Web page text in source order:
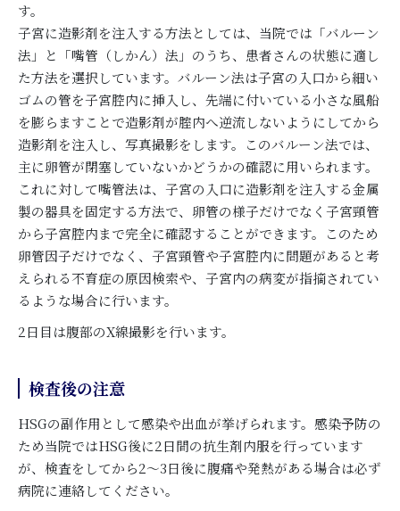
す。
子宮に造影剤を注入する方法としては、当院では「バルーン
法」と「嘴管（しかん）法」のうち、患者さんの状態に適し
た方法を選択しています。バルーン法は子宮の入口から細い
ゴムの管を子宮腔内に挿入し、先端に付いている小さな風船
を膨らますことで造影剤が腟内へ逆流しないようにしてから
造影剤を注入し、写真撮影をします。このバルーン法では、
主に卵管が閉塞していないかどうかの確認に用いられます。
これに対して嘴管法は、子宮の入口に造影剤を注入する金属
製の器具を固定する方法で、卵管の様子だけでなく子宮頸管
から子宮腔内まで完全に確認することができます。このため
卵管因子だけでなく、子宮頸管や子宮腔内に問題があると考
えられる不育症の原因検索や、子宮内の病変が指摘されてい
るような場合に行います。
2日目は腹部のX線撮影を行います。
検査後の注意
HSGの副作用として感染や出血が挙げられます。感染予防の
ため当院ではHSG後に2日間の抗生剤内服を行っています
が、検査をしてから2～3日後に腹痛や発熱がある場合は必ず
病院に連絡してください。